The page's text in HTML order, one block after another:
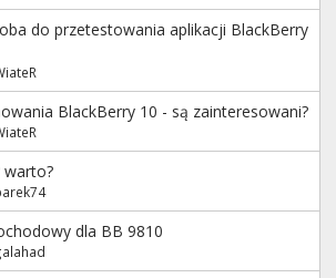
do przetestowania aplikacji BlackBerry
BlackBerry 10 - są zainteresowani?
warto?
dla BB 9810